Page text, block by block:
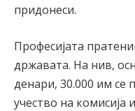
придонеси.
Професијата
државата. На нив,
денари, 30.000 им се
учество на комисија